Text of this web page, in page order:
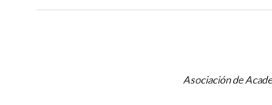
Asociación de